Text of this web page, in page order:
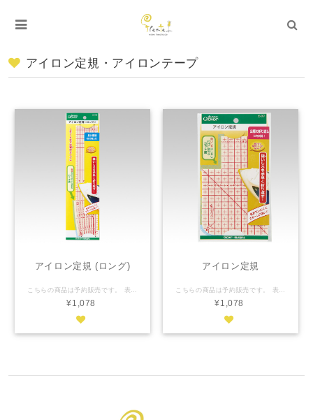
アイロン定規・アイロンテープ
アイロン定規 (ロング)
こちらの商品は予約販売です。 表示されている発送予定日に関わらず、7日営業日以内でお送りできる予定です。 ーーーーーー 長い直線や曲線の折り返しに便利です。 スカートなどの裾上げや三つ折りなど、布の折り返しを手早く簡単にできる「アイロン定規」のロングタイプです。 長い直線を折り返すことができる25ｃｍの「長辺」とスカートの裾などの曲線の折り返しに便利な「カーブ辺」をつくりました。 長辺は洋服作りなどの長い直線に。短辺は袖口などの細かい部分に。カーブ辺はスカートの裾などの曲線に。 使い方：折り上げたい幅のラインに布端を合わせます。定規の端で布を折り、折り目にアイロンをあててください。 パッケージサイズ：85×290×3mm 商品番号：25-059
¥1,078
アイロン定規
こちらの商品は予約販売です。 表示されている発送予定日に関わらず、7日営業日以内でお送りできる予定です。
¥1,078